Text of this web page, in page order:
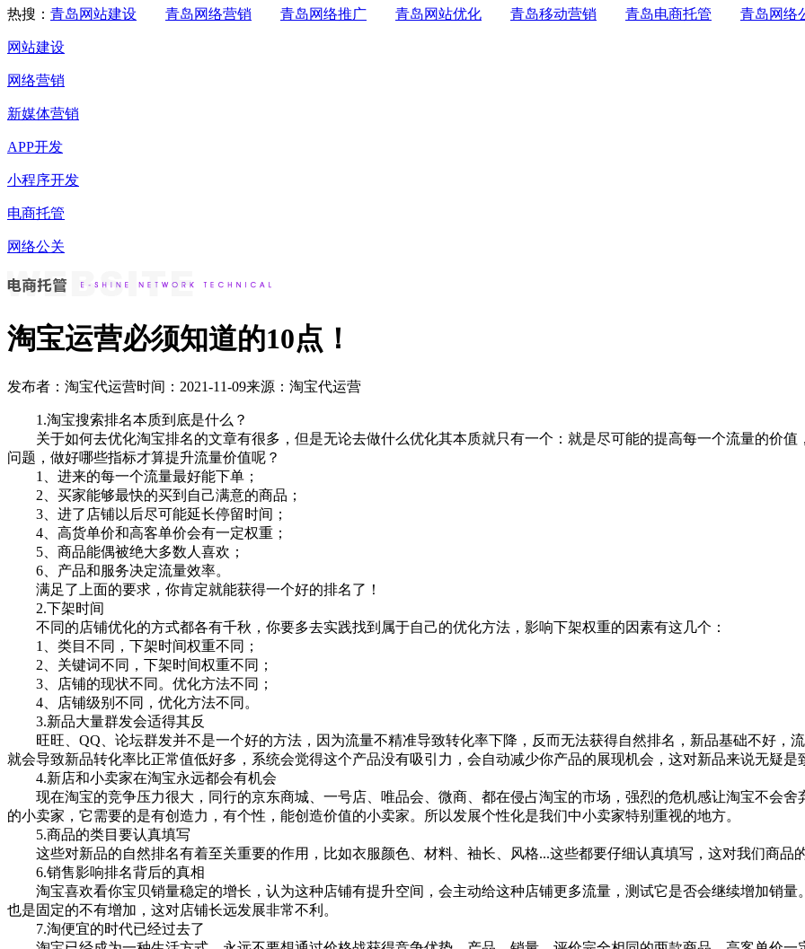
热搜： 青岛网站建设 青岛网络营销 青岛网络推广 青岛网站优化 青岛移动营销 青岛电商托管 青岛网络
网站建设
网络营销
新媒体营销
APP开发
小程序开发
电商托管
网络公关
淘宝运营必须知道的10点！
发布者：淘宝代运营时间：2021-11-09来源：淘宝代运营
1.淘宝搜索排名本质到底是什么？
关于如何去优化淘宝排名的文章有很多，但是无论去做什么优化其本质就只有一个：就是尽可能的提高每一个流量的价值
问题，做好哪些指标才算提升流量价值呢？
1、进来的每一个流量最好能下单；
2、买家能够最快的买到自己满意的商品；
3、进了店铺以后尽可能延长停留时间；
4、高货单价和高客单价会有一定权重；
5、商品能偶被绝大多数人喜欢；
6、产品和服务决定流量效率。
满足了上面的要求，你肯定就能获得一个好的排名了！
2.下架时间
不同的店铺优化的方式都各有千秋，你要多去实践找到属于自己的优化方法，影响下架权重的因素有这几个：
1、类目不同，下架时间权重不同；
2、关键词不同，下架时间权重不同；
3、店铺的现状不同。优化方法不同；
4、店铺级别不同，优化方法不同。
3.新品大量群发会适得其反
旺旺、QQ、论坛群发并不是一个好的方法，因为流量不精准导致转化率下降，反而无法获得自然排名，新品基础不好，
就会导致新品转化率比正常值低好多，系统会觉得这个产品没有吸引力，会自动减少你产品的展现机会，这对新品来说无疑是
4.新店和小卖家在淘宝永远都会有机会
现在淘宝的竞争压力很大，同行的京东商城、一号店、唯品会、微商、都在侵占淘宝的市场，强烈的危机感让淘宝不会舍
的小卖家，它需要的是有创造力，有个性，能创造价值的小卖家。所以发展个性化是我们中小卖家特别重视的地方。
5.商品的类目要认真填写
这些对新品的自然排名有着至关重要的作用，比如衣服颜色、材料、袖长、风格...这些都要仔细认真填写，这对我们商品
6.销售影响排名背后的真相
淘宝喜欢看你宝贝销量稳定的增长，认为这种店铺有提升空间，会主动给这种店铺更多流量，测试它是否会继续增加销量
也是固定的不有增加，这对店铺长远发展非常不利。
7.淘便宜的时代已经过去了